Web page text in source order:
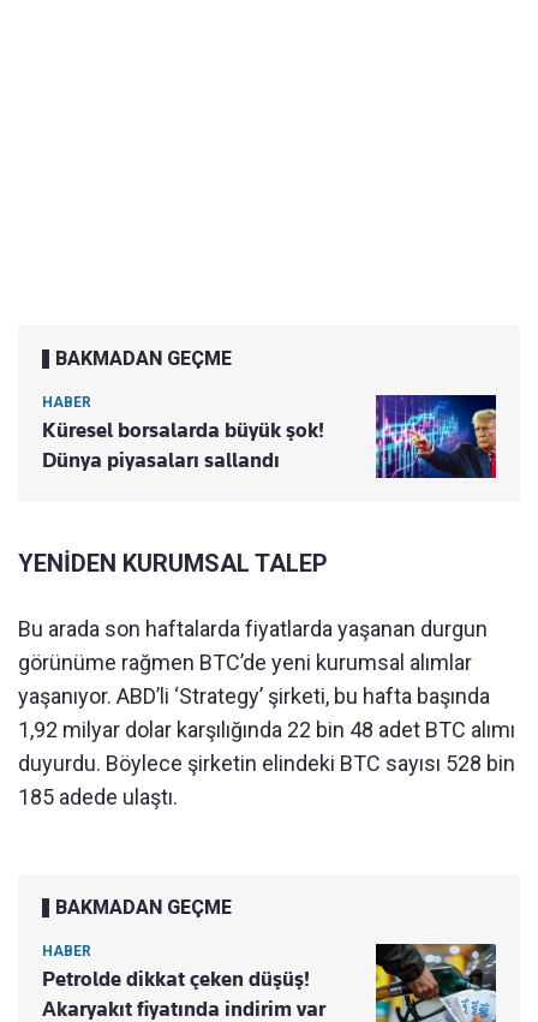
BAKMADAN GEÇME
HABER
Küresel borsalarda büyük şok!
Dünya piyasaları sallandı
YENİDEN KURUMSAL TALEP
Bu arada son haftalarda fiyatlarda yaşanan durgun
görünüme rağmen BTC’de yeni kurumsal alımlar
yaşanıyor. ABD’li ‘Strategy’ şirketi, bu hafta başında
1,92 milyar dolar karşılığında 22 bin 48 adet BTC alımı
duyurdu. Böylece şirketin elindeki BTC sayısı 528 bin
185 adede ulaştı.
BAKMADAN GEÇME
HABER
Petrolde dikkat çeken düşüş!
Akaryakıt fiyatında indirim var